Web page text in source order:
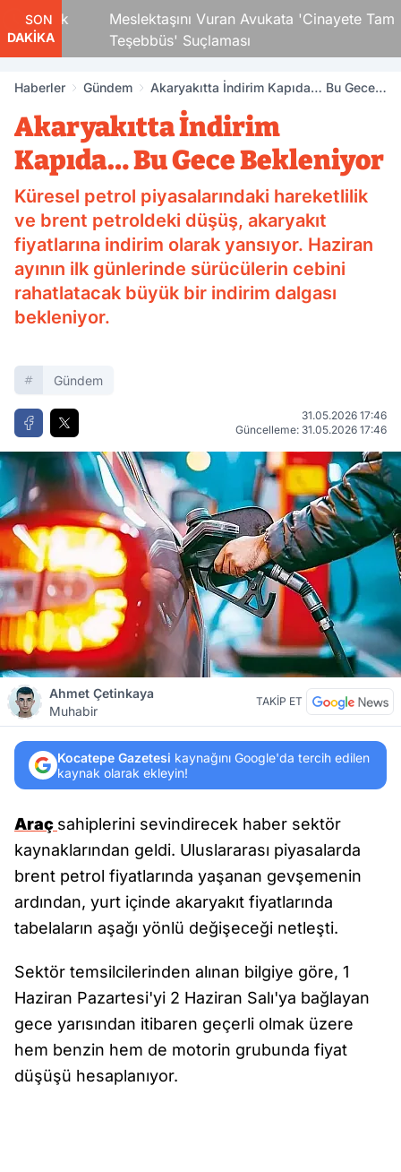
SON
DAKİKA
Meslektaşını Vuran Avukata 'Cinayete Tam
Teşebbüs' Suçlaması
Haberler Gündem
Akaryakıtta İndirim Kapıda… Bu Gece
Akaryakıtta İndirim
Kapıda… Bu Gece Bekleniyor
Küresel petrol piyasalarındaki hareketlilik
ve brent petroldeki düşüş, akaryakıt
fiyatlarına indirim olarak yansıyor. Haziran
ayının ilk günlerinde sürücülerin cebini
rahatlatacak büyük bir indirim dalgası
bekleniyor.
Gündem
31.05.2026 17:46
Güncelleme: 31.05.2026 17:46
Ahmet Çetinkaya
Muhabir
TAKİP ET
Kocatepe Gazetesi kaynağını Google'da tercih edilen
kaynak olarak ekleyin!
Araç sahiplerini sevindirecek haber sektör
kaynaklarından geldi. Uluslararası piyasalarda
brent petrol fiyatlarında yaşanan gevşemenin
ardından, yurt içinde akaryakıt fiyatlarında
tabelaların aşağı yönlü değişeceği netleşti.
Sektör temsilcilerinden alınan bilgiye göre, 1
Haziran Pazartesi'yi 2 Haziran Salı'ya bağlayan
gece yarısından itibaren geçerli olmak üzere
hem benzin hem de motorin grubunda fiyat
düşüşü hesaplanıyor.